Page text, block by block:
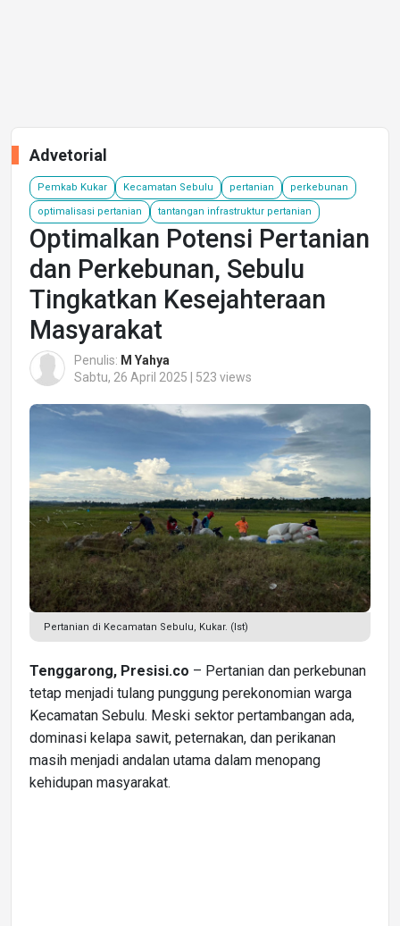
Advetorial
Pemkab Kukar Kecamatan Sebulu pertanian perkebunan
optimalisasi pertanian tantangan infrastruktur pertanian
Optimalkan Potensi Pertanian
dan Perkebunan, Sebulu
Tingkatkan Kesejahteraan
Masyarakat
Penulis: M Yahya
Sabtu, 26 April 2025 | 523 views
Pertanian di Kecamatan Sebulu, Kukar. (Ist)
Tenggarong, Presisi.co – Pertanian dan perkebunan
tetap menjadi tulang punggung perekonomian warga
Kecamatan Sebulu. Meski sektor pertambangan ada,
dominasi kelapa sawit, peternakan, dan perikanan
masih menjadi andalan utama dalam menopang
kehidupan masyarakat.